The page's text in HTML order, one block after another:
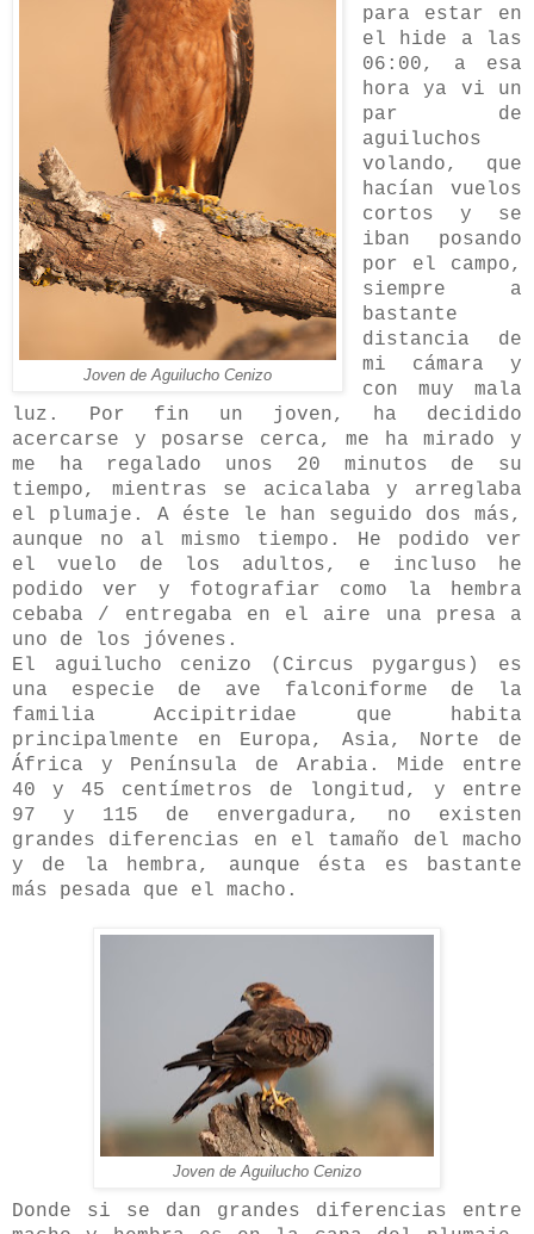
Joven de Aguilucho Cenizo
para estar en
el hide a las
06:00, a esa
hora ya vi un
par de
aguiluchos
volando, que
hacían vuelos
cortos y se
iban posando
por el campo,
siempre a
bastante
distancia de
mi cámara y
con muy mala
luz. Por fin un joven, ha decidido
acercarse y posarse cerca, me ha mirado y
me ha regalado unos 20 minutos de su
tiempo, mientras se acicalaba y arreglaba
el plumaje. A éste le han seguido dos más,
aunque no al mismo tiempo. He podido ver
el vuelo de los adultos, e incluso he
podido ver y fotografiar como la hembra
cebaba / entregaba en el aire una presa a
uno de los jóvenes.
El aguilucho cenizo (Circus pygargus) es
una especie de ave falconiforme de la
familia Accipitridae que habita
principalmente en Europa, Asia, Norte de
África y Península de Arabia. Mide entre
40 y 45 centímetros de longitud, y entre
97 y 115 de envergadura, no existen
grandes diferencias en el tamaño del macho
y de la hembra, aunque ésta es bastante
más pesada que el macho.
Joven de Aguilucho Cenizo
Donde si se dan grandes diferencias entre